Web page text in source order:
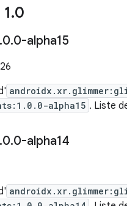
.0
.0.0-alpha15
alpha15 . Liste
.0.0-alpha14